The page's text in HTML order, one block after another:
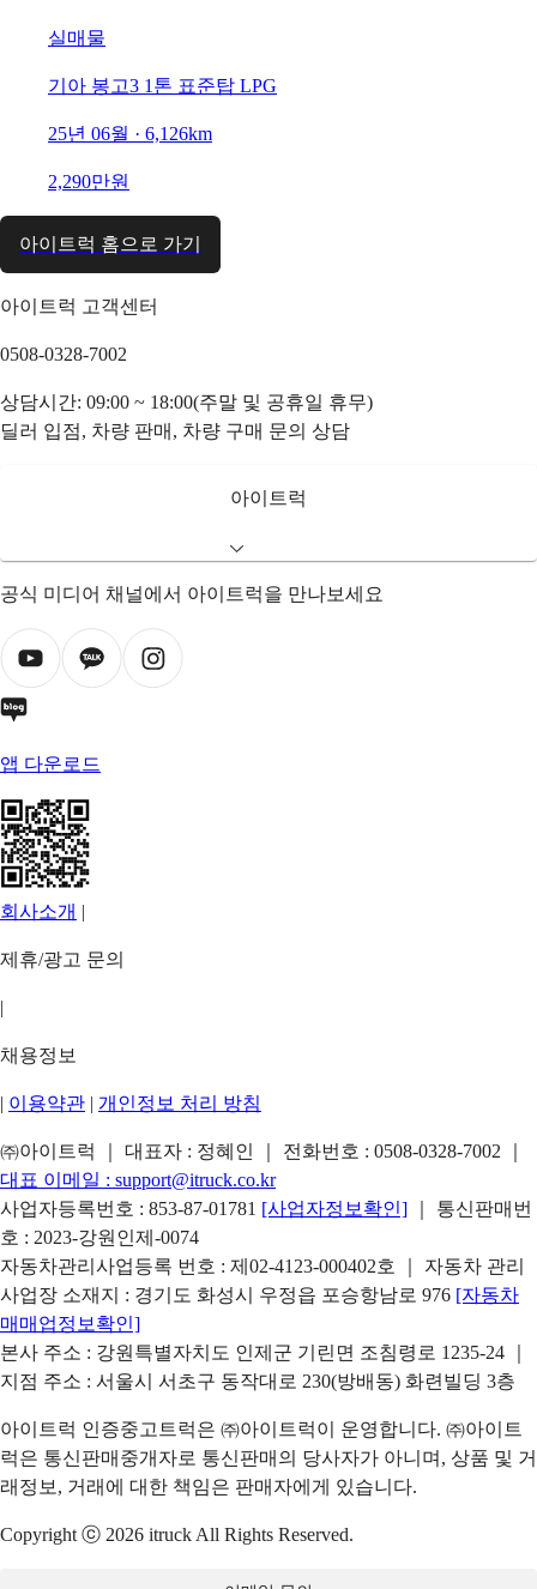
실매물
기아 봉고3 1톤 표준탑 LPG
25년 06월 · 6,126km
2,290만원
아이트럭 홈으로 가기
아이트럭 고객센터
0508-0328-7002
상담시간: 09:00 ~ 18:00(주말 및 공휴일 휴무)
딜러 입점, 차량 판매, 차량 구매 문의 상담
아이트럭
공식 미디어 채널에서 아이트럭을 만나보세요
앱 다운로드
회사소개 |
제휴/광고 문의
|
채용정보
| 이용약관 | 개인정보 처리 방침
㈜아이트럭 ｜ 대표자 : 정혜인 ｜ 전화번호 : 0508-0328-7002
대표 이메일 : support@itruck.co.kr
사업자등록번호 : 853-87-01781 [사업자정보확인]
｜ 통신판매번
호 : 2023-강원인제-0074
자동차관리사업등록 번호 : 제02-4123-000402호 ｜ 자동차 관리
사업장 소재지 : 경기도 화성시 우정읍 포승항남로 976 [자동차
매매업정보확인]
본사 주소 : 강원특별자치도 인제군 기린면 조침령로 1235-24 ｜
지점 주소 : 서울시 서초구 동작대로 230(방배동) 화련빌딩 3층
아이트럭 인증중고트럭은 ㈜아이트럭이 운영합니다. ㈜아이트
럭은 통신판매중개자로 통신판매의 당사자가 아니며, 상품 및 거
래정보, 거래에 대한 책임은 판매자에게 있습니다.
Copyright ⓒ 2026 itruck All Rights Reserved.